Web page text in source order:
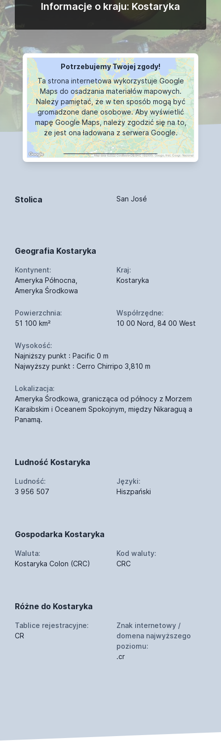
Informacje o kraju: Kostaryka
Potrzebujemy Twojej zgody!
Ta strona internetowa wykorzystuje Google
Maps do osadzania materiałów mapowych.
Należy pamiętać, że w ten sposób mogą być
gromadzone dane osobowe. Aby wyświetlić
mapę Google Maps, należy zgodzić się na to,
że jest ona ładowana z serwera Google.
WYŚWIETLANIE MAPY
Stolica San José
Geografia Kostaryka
Kontynent:
Ameryka Północna,
Ameryka Środkowa
Kraj:
Kostaryka
Powierzchnia:
51 100 km²
Współrzędne:
10 00 Nord, 84 00 West
Wysokość:
Najniższy punkt : Pacific 0 m
Najwyższy punkt : Cerro Chirripo 3,810 m
Lokalizacja:
Ameryka Środkowa, granicząca od północy z Morzem
Karaibskim i Oceanem Spokojnym, między Nikaraguą a
Panamą.
Ludność Kostaryka
Ludność:
3 956 507
Języki:
Hiszpański
Gospodarka Kostaryka
Waluta:
Kostaryka Colon (CRC)
Kod waluty:
CRC
Różne do Kostaryka
Tablice rejestracyjne:
CR
Znak internetowy /
domena najwyższego
poziomu:
.cr